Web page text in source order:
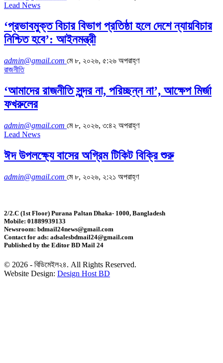
Lead News
‘প্রভাবমুক্ত বিচার বিভাগ প্রতিষ্ঠা হলে দেশে ন্যায়বিচার
নিশ্চিত হবে’: আইনমন্ত্রী
admin@gmail.com মে ৮, ২০২৬, ৫:২৬ অপরাহ্ণ
রাজনীতি
‘আমাদের রাজনীতি সুন্দর না, পরিচ্ছন্ন না’, আক্ষেপ মির্জা
ফখরুলের
admin@gmail.com মে ৮, ২০২৬, ৩:৪২ অপরাহ্ণ
Lead News
ঈদ উপলক্ষ্যে বাসের অগ্রিম টিকিট বিক্রি শুরু
admin@gmail.com মে ৮, ২০২৬, ২:২১ অপরাহ্ণ
2/2.C (1st Floor) Purana Paltan Dhaka- 1000, Bangladesh
Mobile: 01889939133
Newsroom: bdmail24news@gmail.com
Contact for ads: adsalesbdmail24@gmail.com
Published by the Editor BD Mail 24
© 2026 - বিডিমেইল২৪. All Rights Reserved.
Website Design: Design Host BD